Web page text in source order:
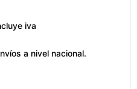
iva
a nivel nacional.